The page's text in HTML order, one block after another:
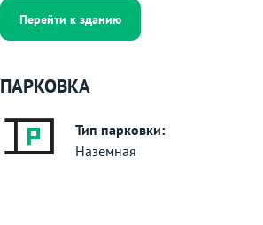
Перейти к зданию
ПАРКОВКА
Тип парковки:
Наземная